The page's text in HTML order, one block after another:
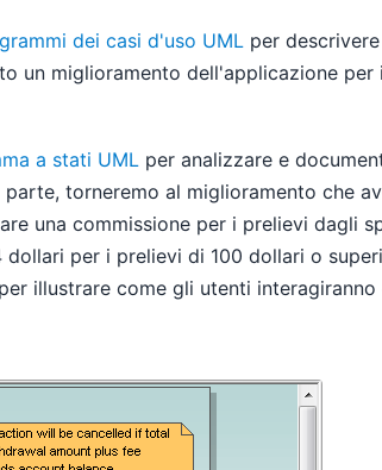
dei casi d'uso UML per
un miglioramento dell'applicazione per
a stati UML per analizzare e
torneremo al miglioramento che
una commissione per i prelievi dagli
per i prelievi di 100 dollari o
illustrare come gli utenti interagiranno